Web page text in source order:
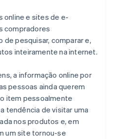
online e sites de e-
compradores
pesquisar, comparar e,
inteiramente na internet.
a informação online por
pessoas ainda querem
item pessoalmente
tendência de visitar uma
nos produtos e, em
um site tornou-se